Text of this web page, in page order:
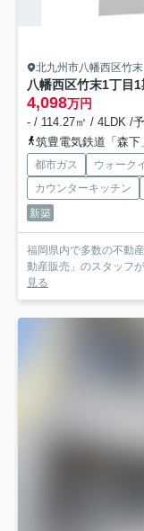
北九州市八幡西区竹末
八幡西区竹末1丁目1
4,098万円
- / 114.27㎡ / 4LDK /
筑豊電気鉄道「森下
都市ガス ウォーク
カウンターキッチン
新築
福岡県内で多数の不動
動産販売」のスタッフ
見る